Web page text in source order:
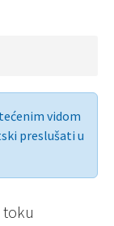
vidom
preslušati u
toku